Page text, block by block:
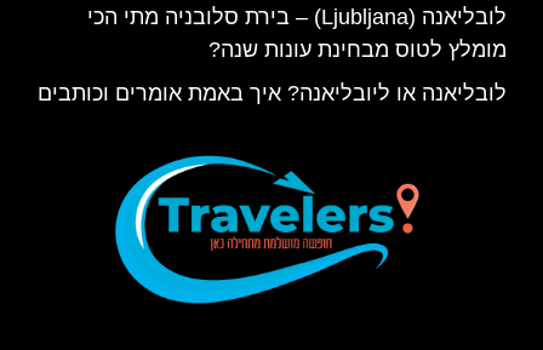
לובליאנה (Ljubljana) – בירת סלובניה מתי הכי
מומלץ לטוס מבחינת עונות שנה?
לובליאנה או ליובליאנה? איך באמת אומרים וכותבים